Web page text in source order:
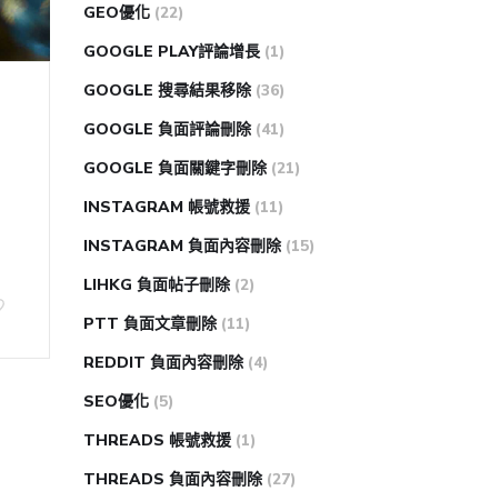
GEO優化 (22)
GOOGLE PLAY評論增長 (1)
GOOGLE 搜尋結果移除 (36)
GOOGLE 負面評論刪除 (41)
GOOGLE 負面關鍵字刪除 (21)
INSTAGRAM 帳號救援 (11)
INSTAGRAM 負面內容刪除 (15)
LIHKG 負面帖子刪除 (2)
PTT 負面文章刪除 (11)
REDDIT 負面內容刪除 (4)
SEO優化 (5)
THREADS 帳號救援 (1)
THREADS 負面內容刪除 (27)